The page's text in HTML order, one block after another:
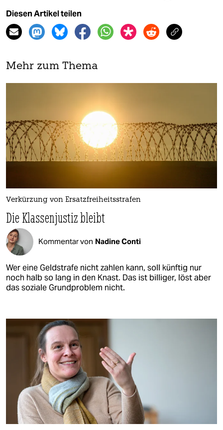
Diesen Artikel teilen
Mehr zum Thema
Verkürzung von Ersatzfreiheitsstrafen
Die Klassenjustiz bleibt
Kommentar von Nadine Conti
Wer eine Geldstrafe nicht zahlen kann, soll künftig nur
noch halb so lang in den Knast. Das ist billiger, löst aber
das soziale Grundproblem nicht.